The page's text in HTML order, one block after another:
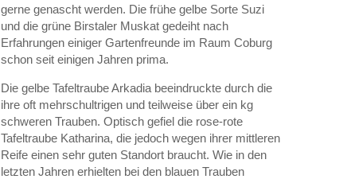
gerne genascht werden. Die frühe gelbe Sorte Suzi
und die grüne Birstaler Muskat gedeiht nach
Erfahrungen einiger Gartenfreunde im Raum Coburg
schon seit einigen Jahren prima.
Die gelbe Tafeltraube Arkadia beeindruckte durch die
ihre oft mehrschultrigen und teilweise über ein kg
schweren Trauben. Optisch gefiel die rose-rote
Tafeltraube Katharina, die jedoch wegen ihrer mittleren
Reife einen sehr guten Standort braucht. Wie in den
letzten Jahren erhielten bei den blauen Trauben